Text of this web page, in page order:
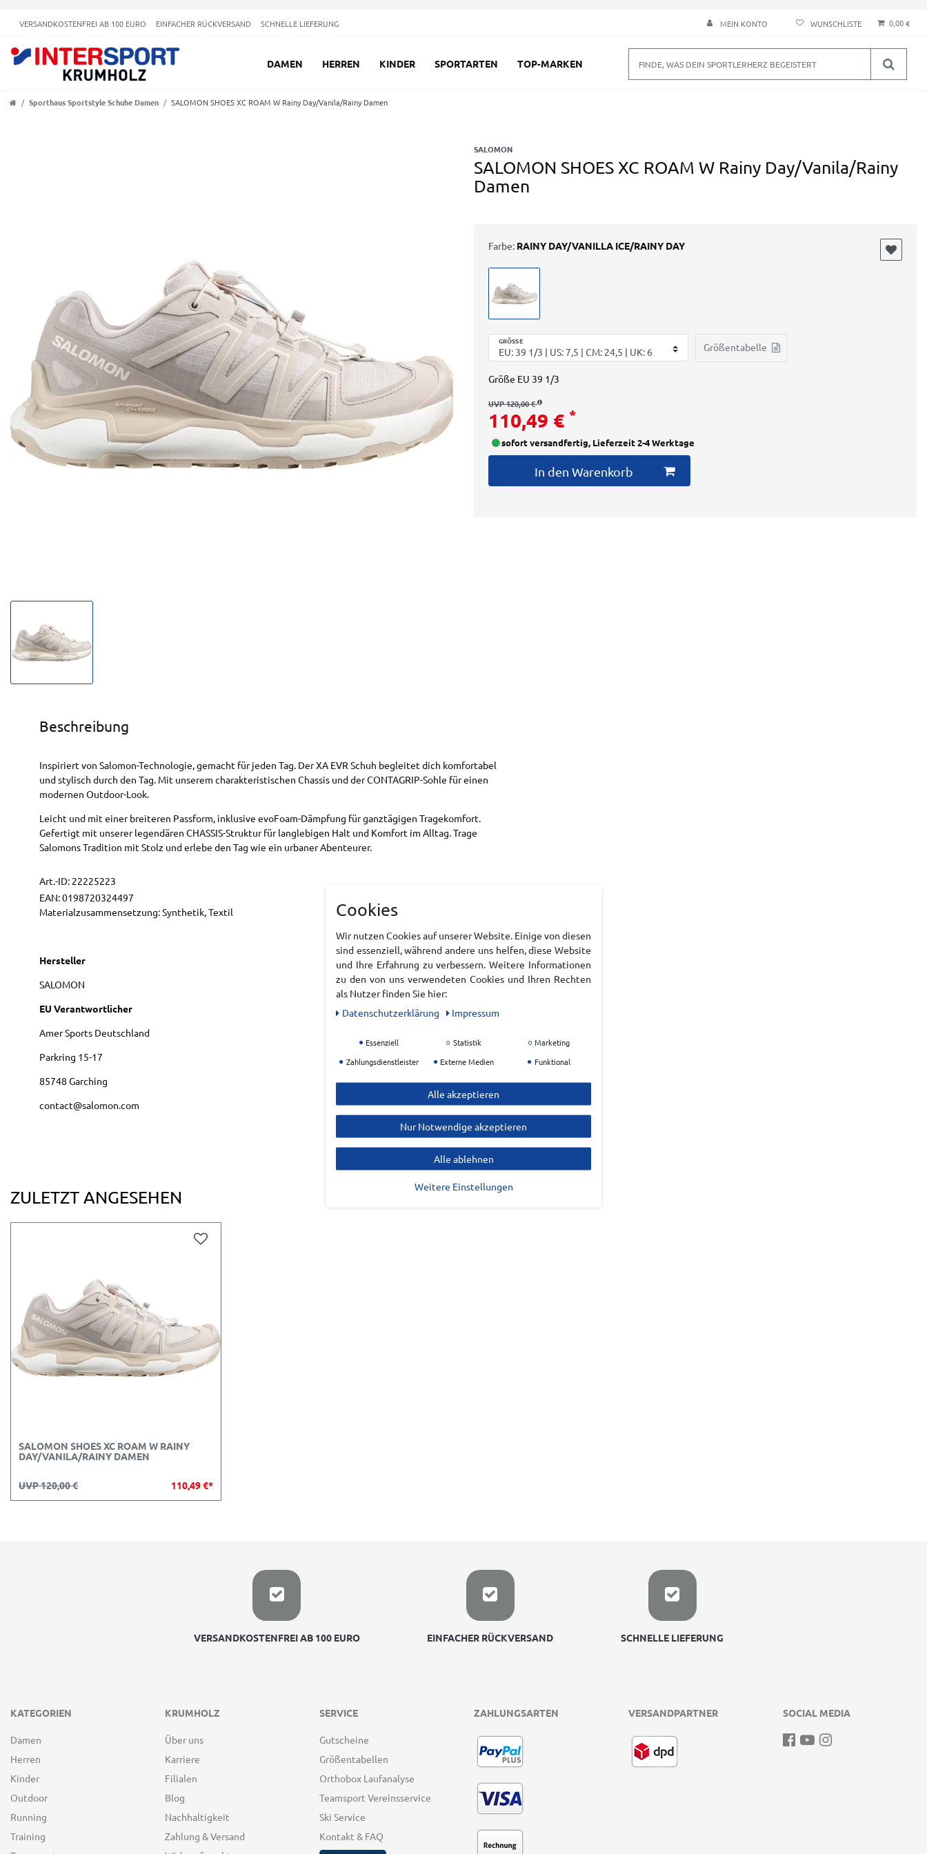
VERSANDKOSTENFREI AB 100 EURO EINFACHER RÜCKVERSAND SCHNELLE LIEFERUNG MEIN KONTO 0,00 €
DAMEN HERREN KINDER SPORTARTEN TOP-MARKEN
Sporthaus Sportstyle Schuhe Damen SALOMON SHOES XC ROAM W Rainy Day/Vanila/Rainy Damen
SALOMON
SALOMON SHOES XC ROAM W Rainy Day/Vanila/Rainy
Damen
GRÖSSE
Größentabelle
Farbe: RAINY DAY/VANILLA ICE/RAINY DAY
Größe EU 39 1/3
UVP 120,00 €
110,49 € *
sofort versandfertig, Lieferzeit 2-4 Werktage
In den Warenkorb
Beschreibung
Inspiriert von Salomon-Technologie, gemacht für jeden Tag. Der XA EVR Schuh begleitet dich komfortabel
und stylisch durch den Tag. Mit unserem charakteristischen Chassis und der CONTAGRIP-Sohle für einen
modernen Outdoor-Look.
Leicht und mit einer breiteren Passform, inklusive evoFoam-Dämpfung für ganztägigen Tragekomfort.
Gefertigt mit unserer legendären CHASSIS-Struktur für langlebigen Halt und Komfort im Alltag. Trage
Salomons Tradition mit Stolz und erlebe den Tag wie ein urbaner Abenteurer.
Art.-ID: 22225223
EAN:0198720324497
Materialzusammensetzung: Synthetik, Textil
Hersteller
SALOMON
EU Verantwortlicher
Amer Sports Deutschland
Parkring 15-17
85748 Garching
contact@salomon.com
ZULETZT ANGESEHEN
SALOMON SHOES XC ROAM W RAINY
DAY/VANILA/RAINY DAMEN
UVP 120,00 € 110,49 €*
VERSANDKOSTENFREI AB 100 EURO EINFACHER RÜCKVERSAND SCHNELLE LIEFERUNG
KATEGORIEN
Damen
Herren
Kinder
Outdoor
Running
Training
KRUMHOLZ
Über uns
Karriere
Filialen
Blog
Nachhaltigkeit
Zahlung & Versand
SERVICE
Gutscheine
Größentabellen
Orthobox Laufanalyse
Teamsport Vereinsservice
Ski Service
Kontakt & FAQ
ZAHLUNGSARTEN VERSANDPARTNER SOCIAL MEDIA
Cookies
Wir nutzen Cookies auf unserer Website. Einige von diesen
sind essenziell, während andere uns helfen, diese Website
und Ihre Erfahrung zu verbessern. Weitere Informationen
zu den von uns verwendeten Cookies und Ihren Rechten
als Nutzer finden Sie hier:
Daten­schutz­erklärung
Impressum
Essenziell Statistik
Marketing
Zahlungsdienstleister
Externe Medien Funktional
Alle akzeptieren
Nur Notwendige akzeptieren
Alle ablehnen
Weitere Einstellungen